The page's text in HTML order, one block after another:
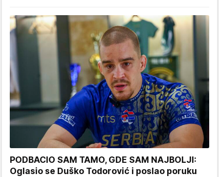
PODBACIO SAM TAMO, GDE SAM NAJBOLJI:
Oglasio se Duško Todorović i poslao poruku